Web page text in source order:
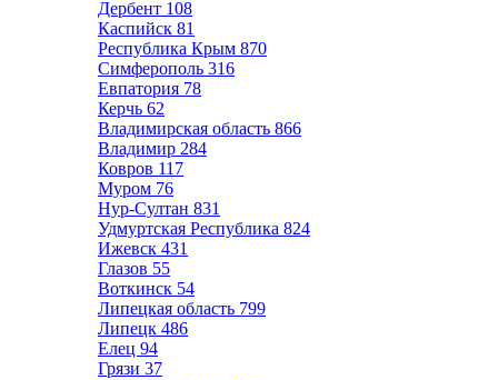
Дербент 108
Каспийск 81
Республика Крым 870
Симферополь 316
Евпатория 78
Керчь 62
Владимирская область 866
Владимир 284
Ковров 117
Муром 76
Нур-Султан 831
Удмуртская Республика 824
Ижевск 431
Глазов 55
Воткинск 54
Липецкая область 799
Липецк 486
Елец 94
Грязи 37